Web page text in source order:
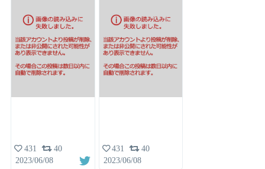
431
40
2023/06/08
431
40
2023/06/08